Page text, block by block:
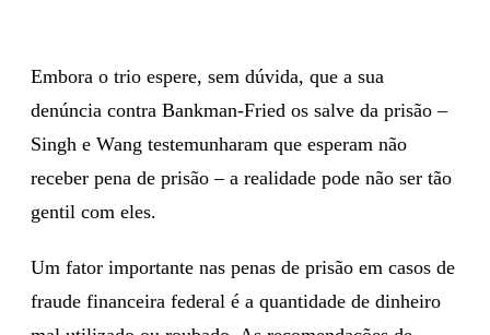
Embora o trio espere, sem dúvida, que a sua
denúncia contra Bankman-Fried os salve da prisão –
Singh e Wang testemunharam que esperam não
receber pena de prisão – a realidade pode não ser tão
gentil com eles.
Um fator importante nas penas de prisão em casos de
fraude financeira federal é a quantidade de dinheiro